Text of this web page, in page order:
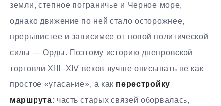
земли, степное пограничье и Черное море,
однако движение по ней стало осторожнее,
прерывистее и зависимее от новой политической
силы — Орды. Поэтому историю днепровской
торговли XIII–XIV веков лучше описывать не как
простое «угасание», а как перестройку
маршрута: часть старых связей оборвалась,